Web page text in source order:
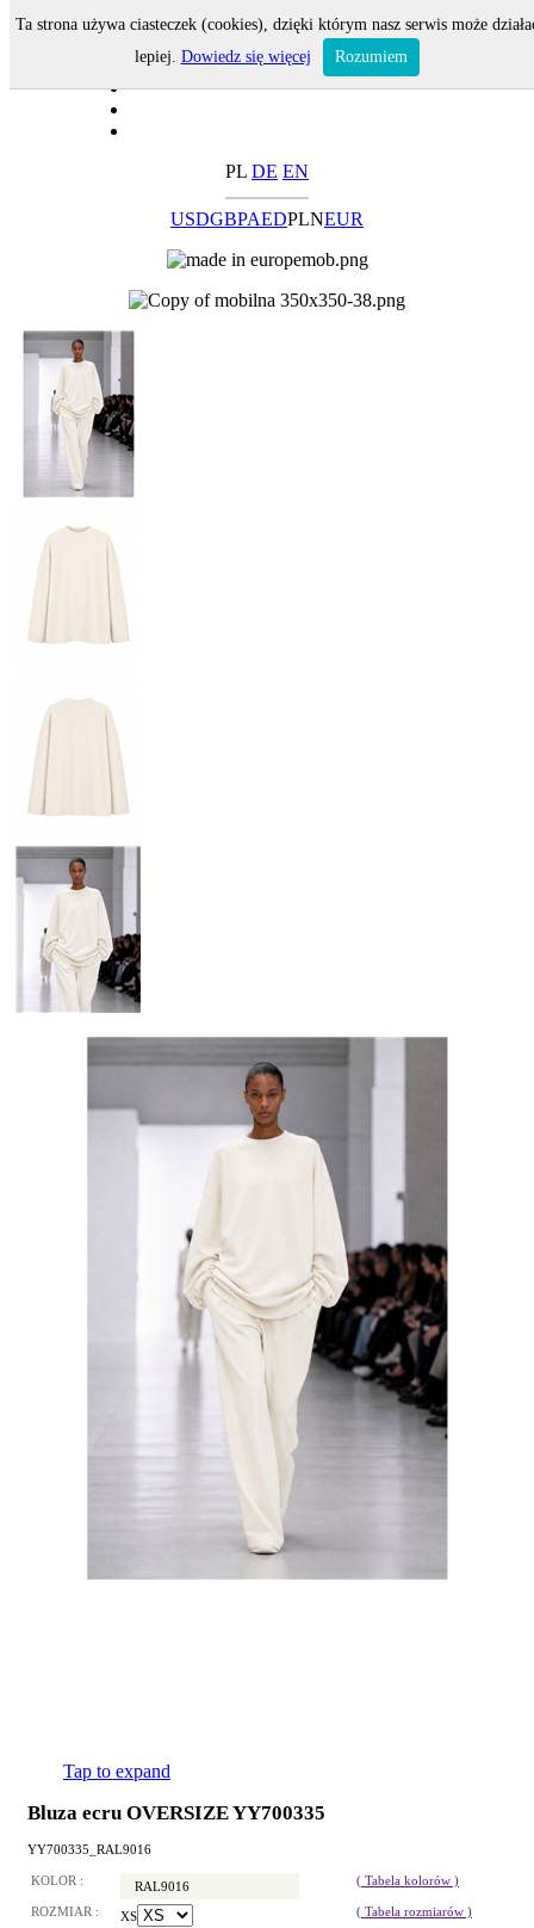
PL DE EN
USDGBPAEDPLNEUR
Tap to expand
Bluza ecru OVERSIZE YY700335
YY700335_RAL9016
KOLOR : RAL9016 ( Tabela kolorów )
ROZMIAR : XS ( Tabela rozmiarów )
Ta strona używa ciasteczek (cookies), dzięki którym nasz serwis może
lepiej. Dowiedz się więcej Rozumiem